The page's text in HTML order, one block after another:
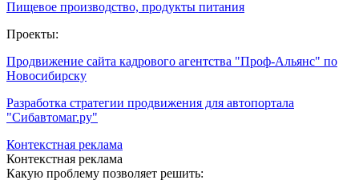
Пищевое производство, продукты питания
Проекты:
Продвижение сайта кадрового агентства "Проф-Альянс" по
Новосибирску
Разработка стратегии продвижения для автопортала
"Сибавтомаг.ру"
Контекстная реклама
Контекстная реклама
Какую проблему позволяет решить: